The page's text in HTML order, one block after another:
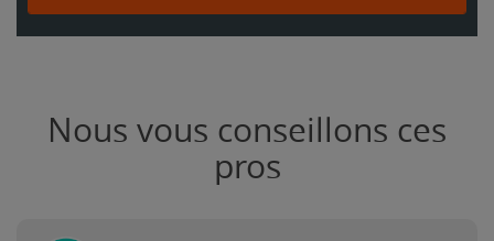
Nous vous conseillons ces
pros